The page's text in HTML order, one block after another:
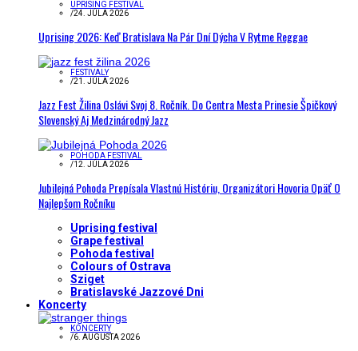
UPRISING FESTIVAL
/24. JÚLA 2026
Uprising 2026: Keď Bratislava Na Pár Dní Dýcha V Rytme Reggae
FESTIVALY
/21. JÚLA 2026
Jazz Fest Žilina Oslávi Svoj 8. Ročník. Do Centra Mesta Prinesie Špičkový
Slovenský Aj Medzinárodný Jazz
POHODA FESTIVAL
/12. JÚLA 2026
Jubilejná Pohoda Prepísala Vlastnú Históriu, Organizátori Hovoria Opäť O
Najlepšom Ročníku
Uprising festival
Grape festival
Pohoda festival
Colours of Ostrava
Sziget
Bratislavské Jazzové Dni
Koncerty
KONCERTY
/6. AUGUSTA 2026